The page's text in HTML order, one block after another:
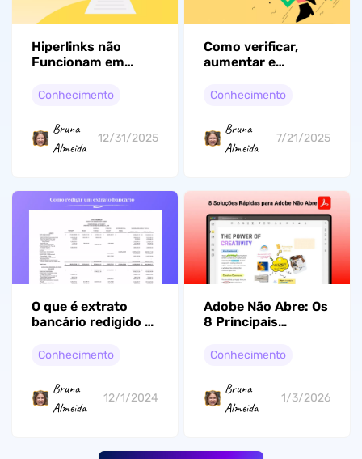
Hiperlinks não
Funcionam em
Fáceis e Rápidas!
Conhecimento
Bruna
Almeida
12/31/2025
Como verificar,
aumentar e
PDF?
Conhecimento
Bruna
Almeida
7/21/2025
O que é extrato
bancário redigido e
extrato bancário:
exemplos
Conhecimento
Bruna
Almeida
12/1/2024
Adobe Não Abre: Os
8 Principais
Recuperação
Conhecimento
Bruna
Almeida
1/3/2026